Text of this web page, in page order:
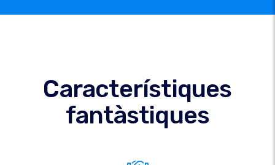
Característiques
fantàstiques